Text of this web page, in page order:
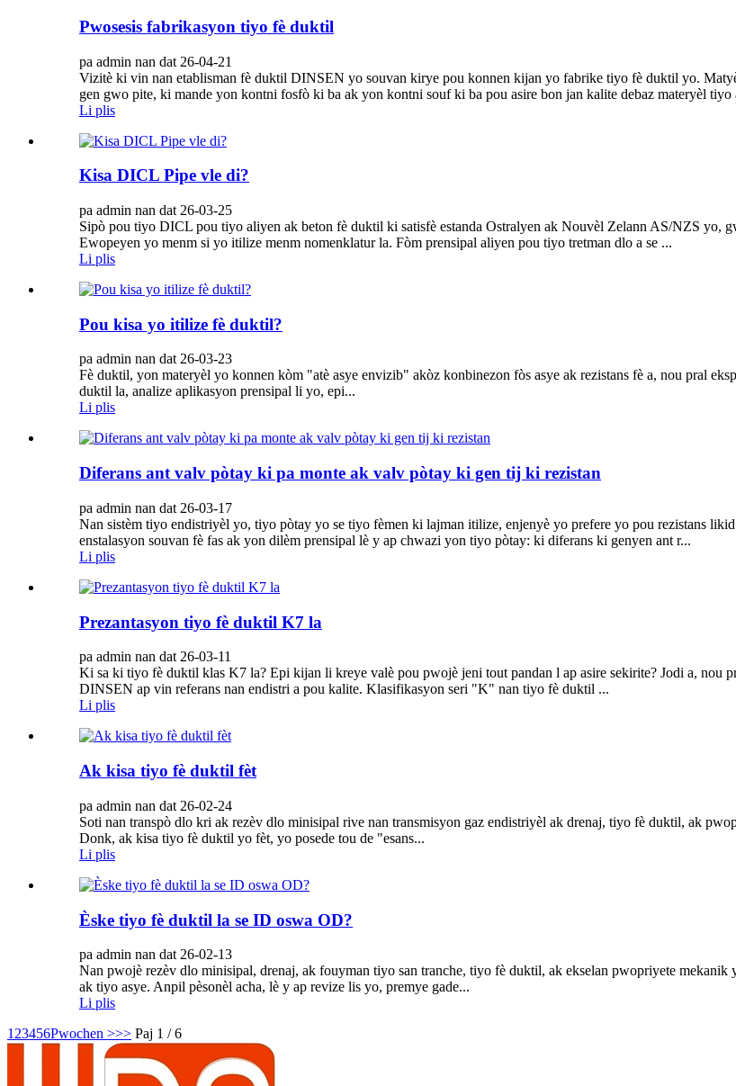
Pwosesis fabrikasyon tiyo fè duktil
pa admin nan dat 26-04-21
Vizitè ki vin nan etablisman fè duktil DINSEN yo souvan kirye pou konnen kijan yo fabrike tiyo fè duktil yo.
gen gwo pite, ki mande yon kontni fosfò ki ba ak yon kontni souf ki ba pou asire bon jan kalite debaz materyèl tiyo
Li plis
Kisa DICL Pipe vle di?
pa admin nan dat 26-03-25
Sipò pou tiyo DICL pou tiyo aliyen ak beton fè duktil ki satisfè estanda Ostralyen ak Nouvèl Zelann AS/NZS yo,
Ewopeyen yo menm si yo itilize menm nomenklatur la. Fòm prensipal aliyen pou tiyo tretman dlo a se ...
Li plis
Pou kisa yo itilize fè duktil?
pa admin nan dat 26-03-23
Fè duktil, yon materyèl yo konnen kòm "atè asye envizib" akòz konbinezon fòs asye ak rezistans fè a, nou pral
duktil la, analize aplikasyon prensipal li yo, epi...
Li plis
Diferans ant valv pòtay ki pa monte ak valv pòtay ki gen tij ki rezistan
pa admin nan dat 26-03-17
Nan sistèm tiyo endistriyèl yo, tiyo pòtay yo se tiyo fèmen ki lajman itilize, enjenyè yo prefere yo pou rezistans
enstalasyon souvan fè fas ak yon dilèm prensipal lè y ap chwazi yon tiyo pòtay: ki diferans ki genyen ant r...
Li plis
Prezantasyon tiyo fè duktil K7 la
pa admin nan dat 26-03-11
Ki sa ki tiyo fè duktil klas K7 la? Epi kijan li kreye valè pou pwojè jeni tout pandan l ap asire sekirite? Jodi a, nou
DINSEN ap vin referans nan endistri a pou kalite. Klasifikasyon seri "K" nan tiyo fè duktil ...
Li plis
Ak kisa tiyo fè duktil fèt
pa admin nan dat 26-02-24
Soti nan transpò dlo kri ak rezèv dlo minisipal rive nan transmisyon gaz endistriyèl ak drenaj, tiyo fè duktil, ak
Donk, ak kisa tiyo fè duktil yo fèt, yo posede tou de "esans...
Li plis
Èske tiyo fè duktil la se ID oswa OD?
pa admin nan dat 26-02-13
Nan pwojè rezèv dlo minisipal, drenaj, ak fouyman tiyo san tranche, tiyo fè duktil, ak ekselan pwopriyete
ak tiyo asye. Anpil pèsonèl acha, lè y ap revize lis yo, premye gade...
Li plis
1 23456Pwochen >>> Paj 1 / 6